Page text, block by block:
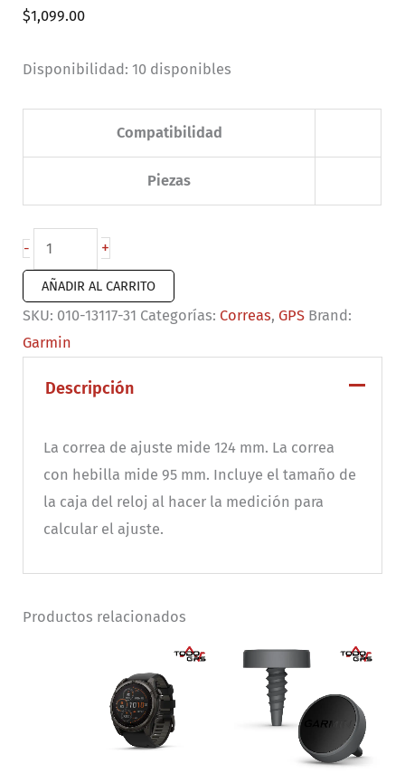
$1,099.00
Disponibilidad: 10 disponibles
Compatibilidad
Piezas
-
Correa
de
reloj
QuickFit
26
militar
cantidad
+
AÑADIR AL CARRITO
SKU: 010-13117-31 Categorías: Correas, GPS Brand:
Garmin
Descripción
La correa de ajuste mide 124 mm. La correa
con hebilla mide 95 mm. Incluye el tamaño de
la caja del reloj al hacer la medición para
calcular el ajuste.
Productos relacionados